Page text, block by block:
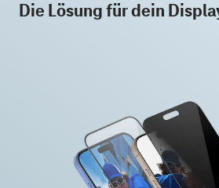
Die Lösung für dein